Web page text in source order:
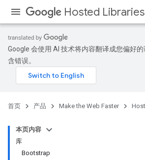
Hosted Libraries
Google 会使用 AI 技术将内容翻译成您偏好
含错误。
首页 产品 Make the Web Faster
本页内容
库
Bootstrap